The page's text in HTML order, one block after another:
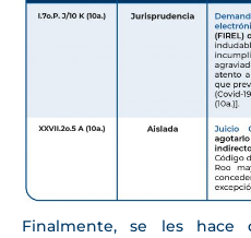
Finalmente, se les hace